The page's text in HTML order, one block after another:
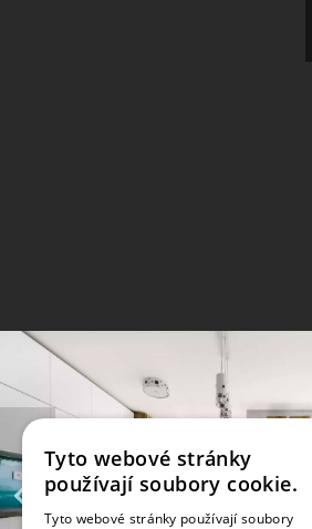
Tyto webové stránky
používají soubory cookie.
Tyto webové stránky používají soubory